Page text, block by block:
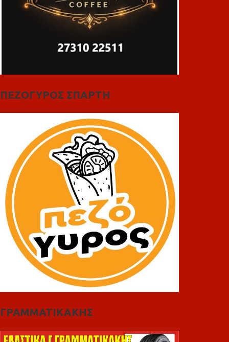
ΠΕΖΟΓΥΡΟΣ ΣΠΑΡΤΗ
ΓΡΑΜΜΑΤΙΚΑΚΗΣ